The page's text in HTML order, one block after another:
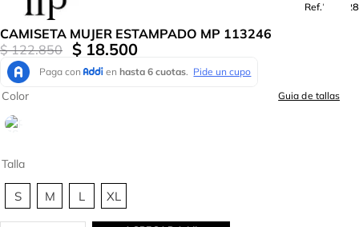
Ref.785528
CAMISETA MUJER ESTAMPADO MP 113246
$ 122.850 $ 18.500
Talla
S M L XL
Color Guia de tallas